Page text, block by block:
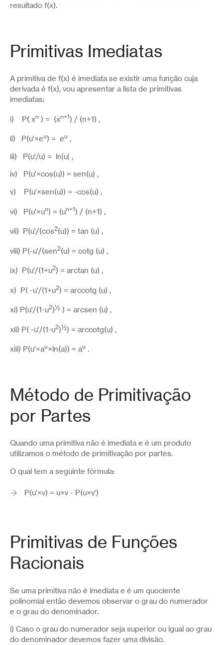
resultado f(x).
Primitivas Imediatas
A primitiva de f(x) é imediata se existir uma função cuja
derivada é f(x), vou apresentar a lista de primitivas
imediatas:
i) P( xn ) = (xn+1) / (n+1) ,
ii) P(u'×eu) = eu ,
iii) P(u'/u) = ln|u| ,
iv) P(u'×cos(u)) = sen(u) ,
v) P(u'×sen(u)) = -cos(u) ,
vi) P(u'×un) = (un+1) / (n+1) ,
vii) P(u'/(cos2(u)) = tan (u) ,
viii) P(-u'/(sen2(u) = cotg (u) ,
ix) P(u'/(1+u2) = arctan (u) ,
x) P( -u'/(1+u2) = arccotg (u) ,
xi) P(u'/(1-u2)½ ) = arcsen (u) ,
xii) P( -u'/(1-u2)½) = arccotg(u) ,
xiii) P(u'×au×ln(a)) = au .
Método de Primitivação
por Partes
Quando uma primitiva não é imediata e é um produto
utilizamos o método de primitivação por partes.
O qual tem a seguinte fórmula:
P(u'×v) = u×v - P(u×v')
Primitivas de Funções
Racionais
Se uma primitiva não é imediata e é um quociente
polinomial então devemos observar o grau do numerador
e o grau do denominador.
i) Caso o grau do numerador seja superior ou igual ao grau
do denominador devemos fazer uma divisão.